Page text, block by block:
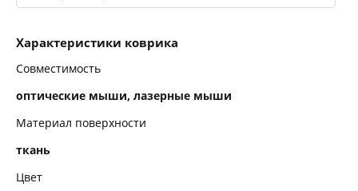
Размеры коврика
Характеристики коврика
Совместимость
оптические мыши, лазерные мыши
Материал поверхности
ткань
Цвет